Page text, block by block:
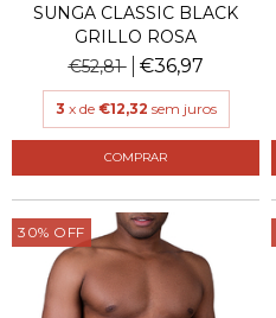
SUNGA CLASSIC BLACK
GRILLO ROSA
€52,81
€36,97
3 x de €12,32 sem juros
COMPRAR
30% OFF